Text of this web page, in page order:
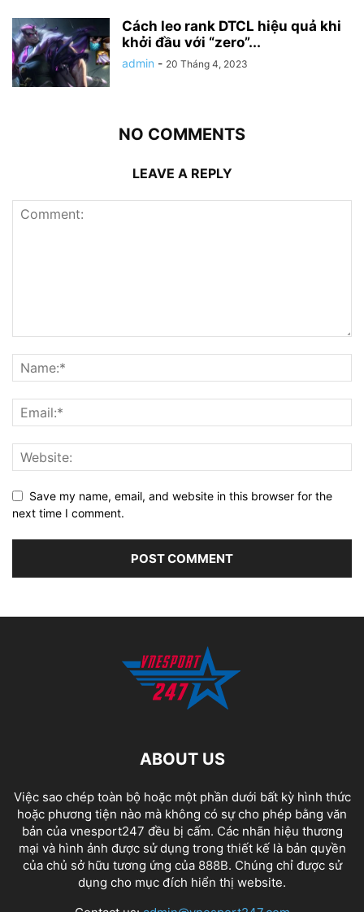
Cách leo rank DTCL hiệu quả khi
khởi đầu với “zero”...
admin - 20 Tháng 4, 2023
NO COMMENTS
LEAVE A REPLY
Save my name, email, and website in this browser for the
next time I comment.
ABOUT US
Việc sao chép toàn bộ hoặc một phần dưới bất kỳ hình thức
hoặc phương tiện nào mà không có sự cho phép bằng văn
bản của vnesport247 đều bị cấm. Các nhãn hiệu thương
mại và hình ảnh được sử dụng trong thiết kế là bản quyền
của chủ sở hữu tương ứng của 888B. Chúng chỉ được sử
dụng cho mục đích hiển thị website.